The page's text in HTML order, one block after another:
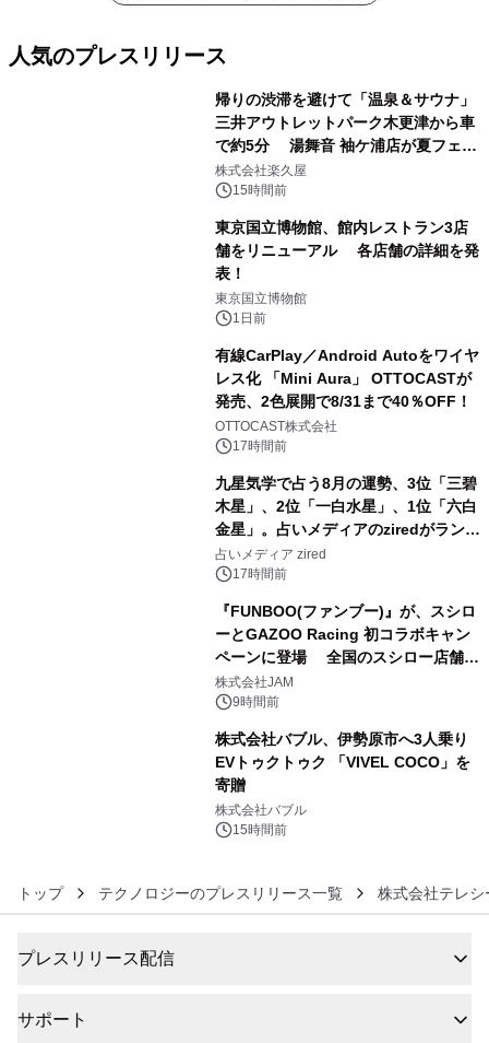
人気のプレスリリース
帰りの渋滞を避けて「温泉＆サウナ」
三井アウトレットパーク木更津から車
で約5分 湯舞音 袖ケ浦店が夏フェア
メニューを提供
株式会社楽久屋
15時間前
東京国立博物館、館内レストラン3店
舗をリニューアル 各店舗の詳細を発
表！
東京国立博物館
1日前
有線CarPlay／Android Autoをワイヤ
レス化 「Mini Aura」 OTTOCASTが
発売、2色展開で8/31まで40％OFF！
OTTOCAST株式会社
17時間前
九星気学で占う8月の運勢、3位「三碧
木星」、2位「一白水星」、1位「六白
金星」。占いメディアのziredがランキ
ングを発表
占いメディア zired
17時間前
『FUNBOO(ファンブー)』が、スシロ
ーとGAZOO Racing 初コラボキャン
ペーンに登場 全国のスシロー店舗で
GR 4車種の FUNBOO(ミニカー)付き
メニューが展開されます
株式会社JAM
9時間前
株式会社バブル、伊勢原市へ3人乗り
EVトゥクトゥク 「VIVEL COCO」を
寄贈
株式会社バブル
15時間前
トップ テクノロジーのプレスリリース一覧 株式会社テレシ
プレスリリース配信
サポート